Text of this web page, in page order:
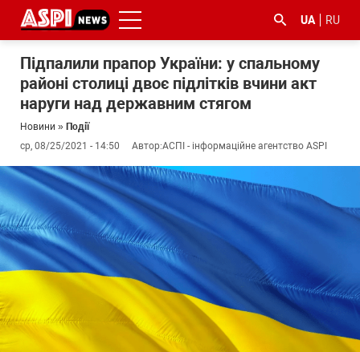
UA RU
Підпалили прапор України: у спальному
районі столиці двоє підлітків вчини акт
наруги над державним стягом
Новини » Події
ср, 08/25/2021 - 14:50
Автор:АСПІ - інформаційне агентство ASPI
#ООС
#боротьба
з
корупцією
#ДФС #Київ #коронавірус